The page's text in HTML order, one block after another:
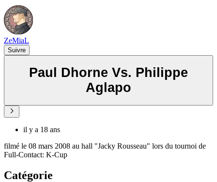
ZeMiaL
Suivre
Paul Dhorne Vs. Philippe
Aglapo
il y a 18 ans
filmé le 08 mars 2008 au hall "Jacky Rousseau" lors du tournoi de
Full-Contact: K-Cup
Catégorie